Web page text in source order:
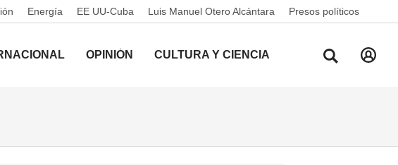
Energía EE UU-Cuba Luis Manuel Otero Alcántara Presos políticos
OPINIÓN CULTURA Y CIENCIA